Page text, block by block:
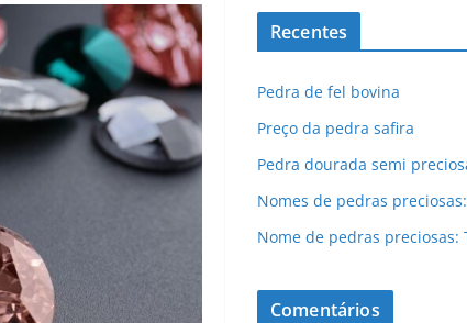
Recentes
Pedra de fel bovina
Preço da pedra safira
Pedra dourada semi
Nomes de pedras
Nome de pedras preciosas:
Comentários